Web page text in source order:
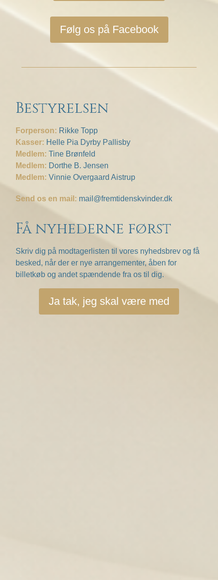
Følg os på Facebook
Bestyrelsen
Forperson: Rikke Topp
Kasser: Helle Pia Dyrby Pallisby
Medlem: Tine Brønfeld
Medlem: Dorthe B. Jensen
Medlem: Vinnie Overgaard Aistrup
Send os en mail: mail@fremtidenskvinder.dk
Få nyhederne først
Skriv dig på modtagerlisten til vores nyhedsbrev og få
besked, når der er nye arrangementer, åben for
billetkøb og andet spændende fra os til dig.
Ja tak, jeg skal være med